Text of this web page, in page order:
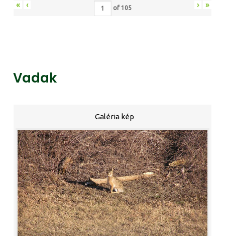
« ‹ of 105 › »
Vadak
Galéria kép